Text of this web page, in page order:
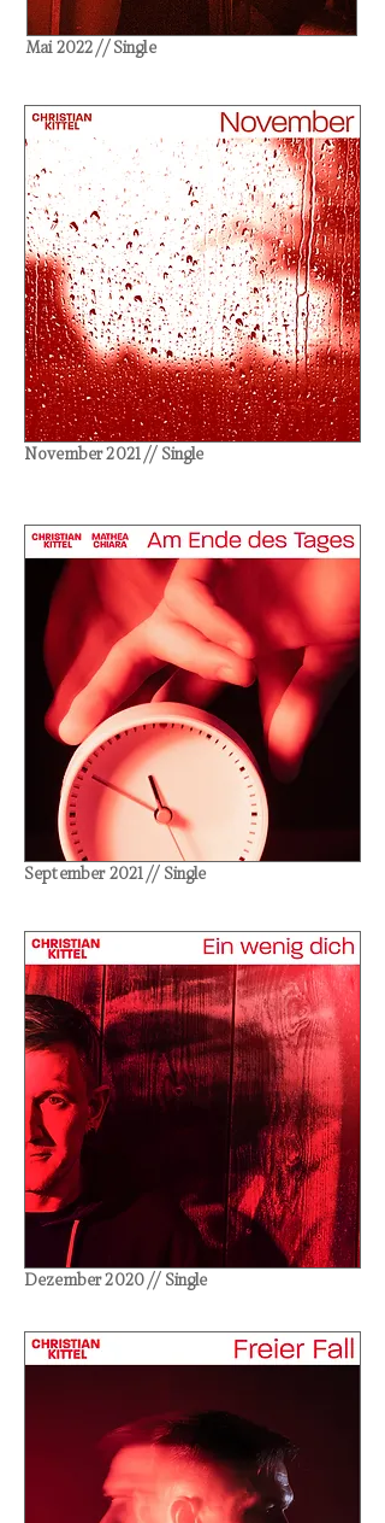
Mai 2022 // Single
November 2021 // Single
September 2021 // Single
Dezember 2020 // Single